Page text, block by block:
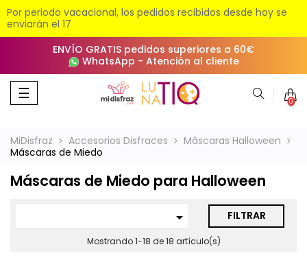
Por periodo vacacional, los pedidos recibidos desde hoy se
enviarán el 17
ENVÍO GRATIS pedidos superiores a 60€
WhatsApp - Atención al cliente
Navegación
de
☰ 0
MiDisfraz Accesorios Disfraces
Máscaras Halloween
Máscaras de Miedo
Máscaras de Miedo para Halloween
 FILTRAR
Mostrando 1-18 de 18 artículo(s)